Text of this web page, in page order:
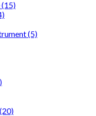
(5)